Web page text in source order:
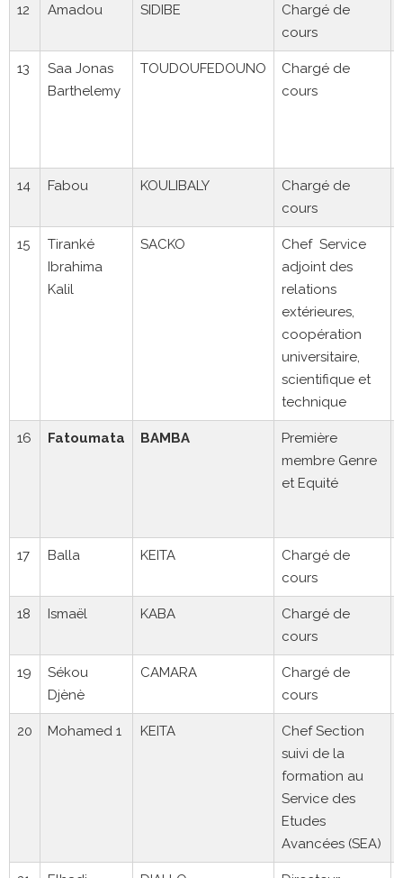
12 Amadou SIDIBE
Chargé de
cours
13
Saa Jonas
Barthelemy
TOUDOUFEDOUNO
Chargé de
cours
14 Fabou KOULIBALY
Chargé de
cours
15
Tiranké
Ibrahima
Kalil
SACKO
Chef Service
adjoint des
relations
extérieures,
coopération
universitaire,
scientifique et
technique
16 Fatoumata BAMBA
Première
membre Genre
et Equité
17 Balla KEITA
Chargé de
cours
18 Ismaël KABA
Chargé de
cours
19
Sékou
Djènè
CAMARA
Chargé de
cours
20 Mohamed 1 KEITA
Chef Section
suivi de la
formation au
Service des
Etudes
Avancées (SEA)